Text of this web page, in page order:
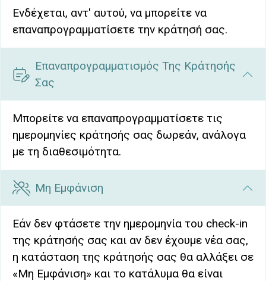
Ενδέχεται, αντ' αυτού, να μπορείτε να
επαναπρογραμματίσετε την κράτησή σας.
Επαναπρογραμματισμός Της Κράτησής
Σας
Μπορείτε να επαναπρογραμματίσετε τις
ημερομηνίες κράτησής σας δωρεάν, ανάλογα
με τη διαθεσιμότητα.
Μη Εμφάνιση
Εάν δεν φτάσετε την ημερομηνία του check-in
της κράτησής σας και αν δεν έχουμε νέα σας,
η κατάσταση της κράτησής σας θα αλλάξει σε
«Μη Εμφάνιση» και το κατάλυμα θα είναι